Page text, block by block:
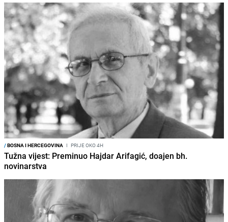
/BOSNA I HERCEGOVINA I PRIJE OKO 4H
Tužna vijest: Preminuo Hajdar Arifagić, doajen bh.
novinarstva